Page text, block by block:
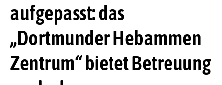
aufgepasst: das
„Dortmunder Hebammen
Zentrum“ bietet Betreuung